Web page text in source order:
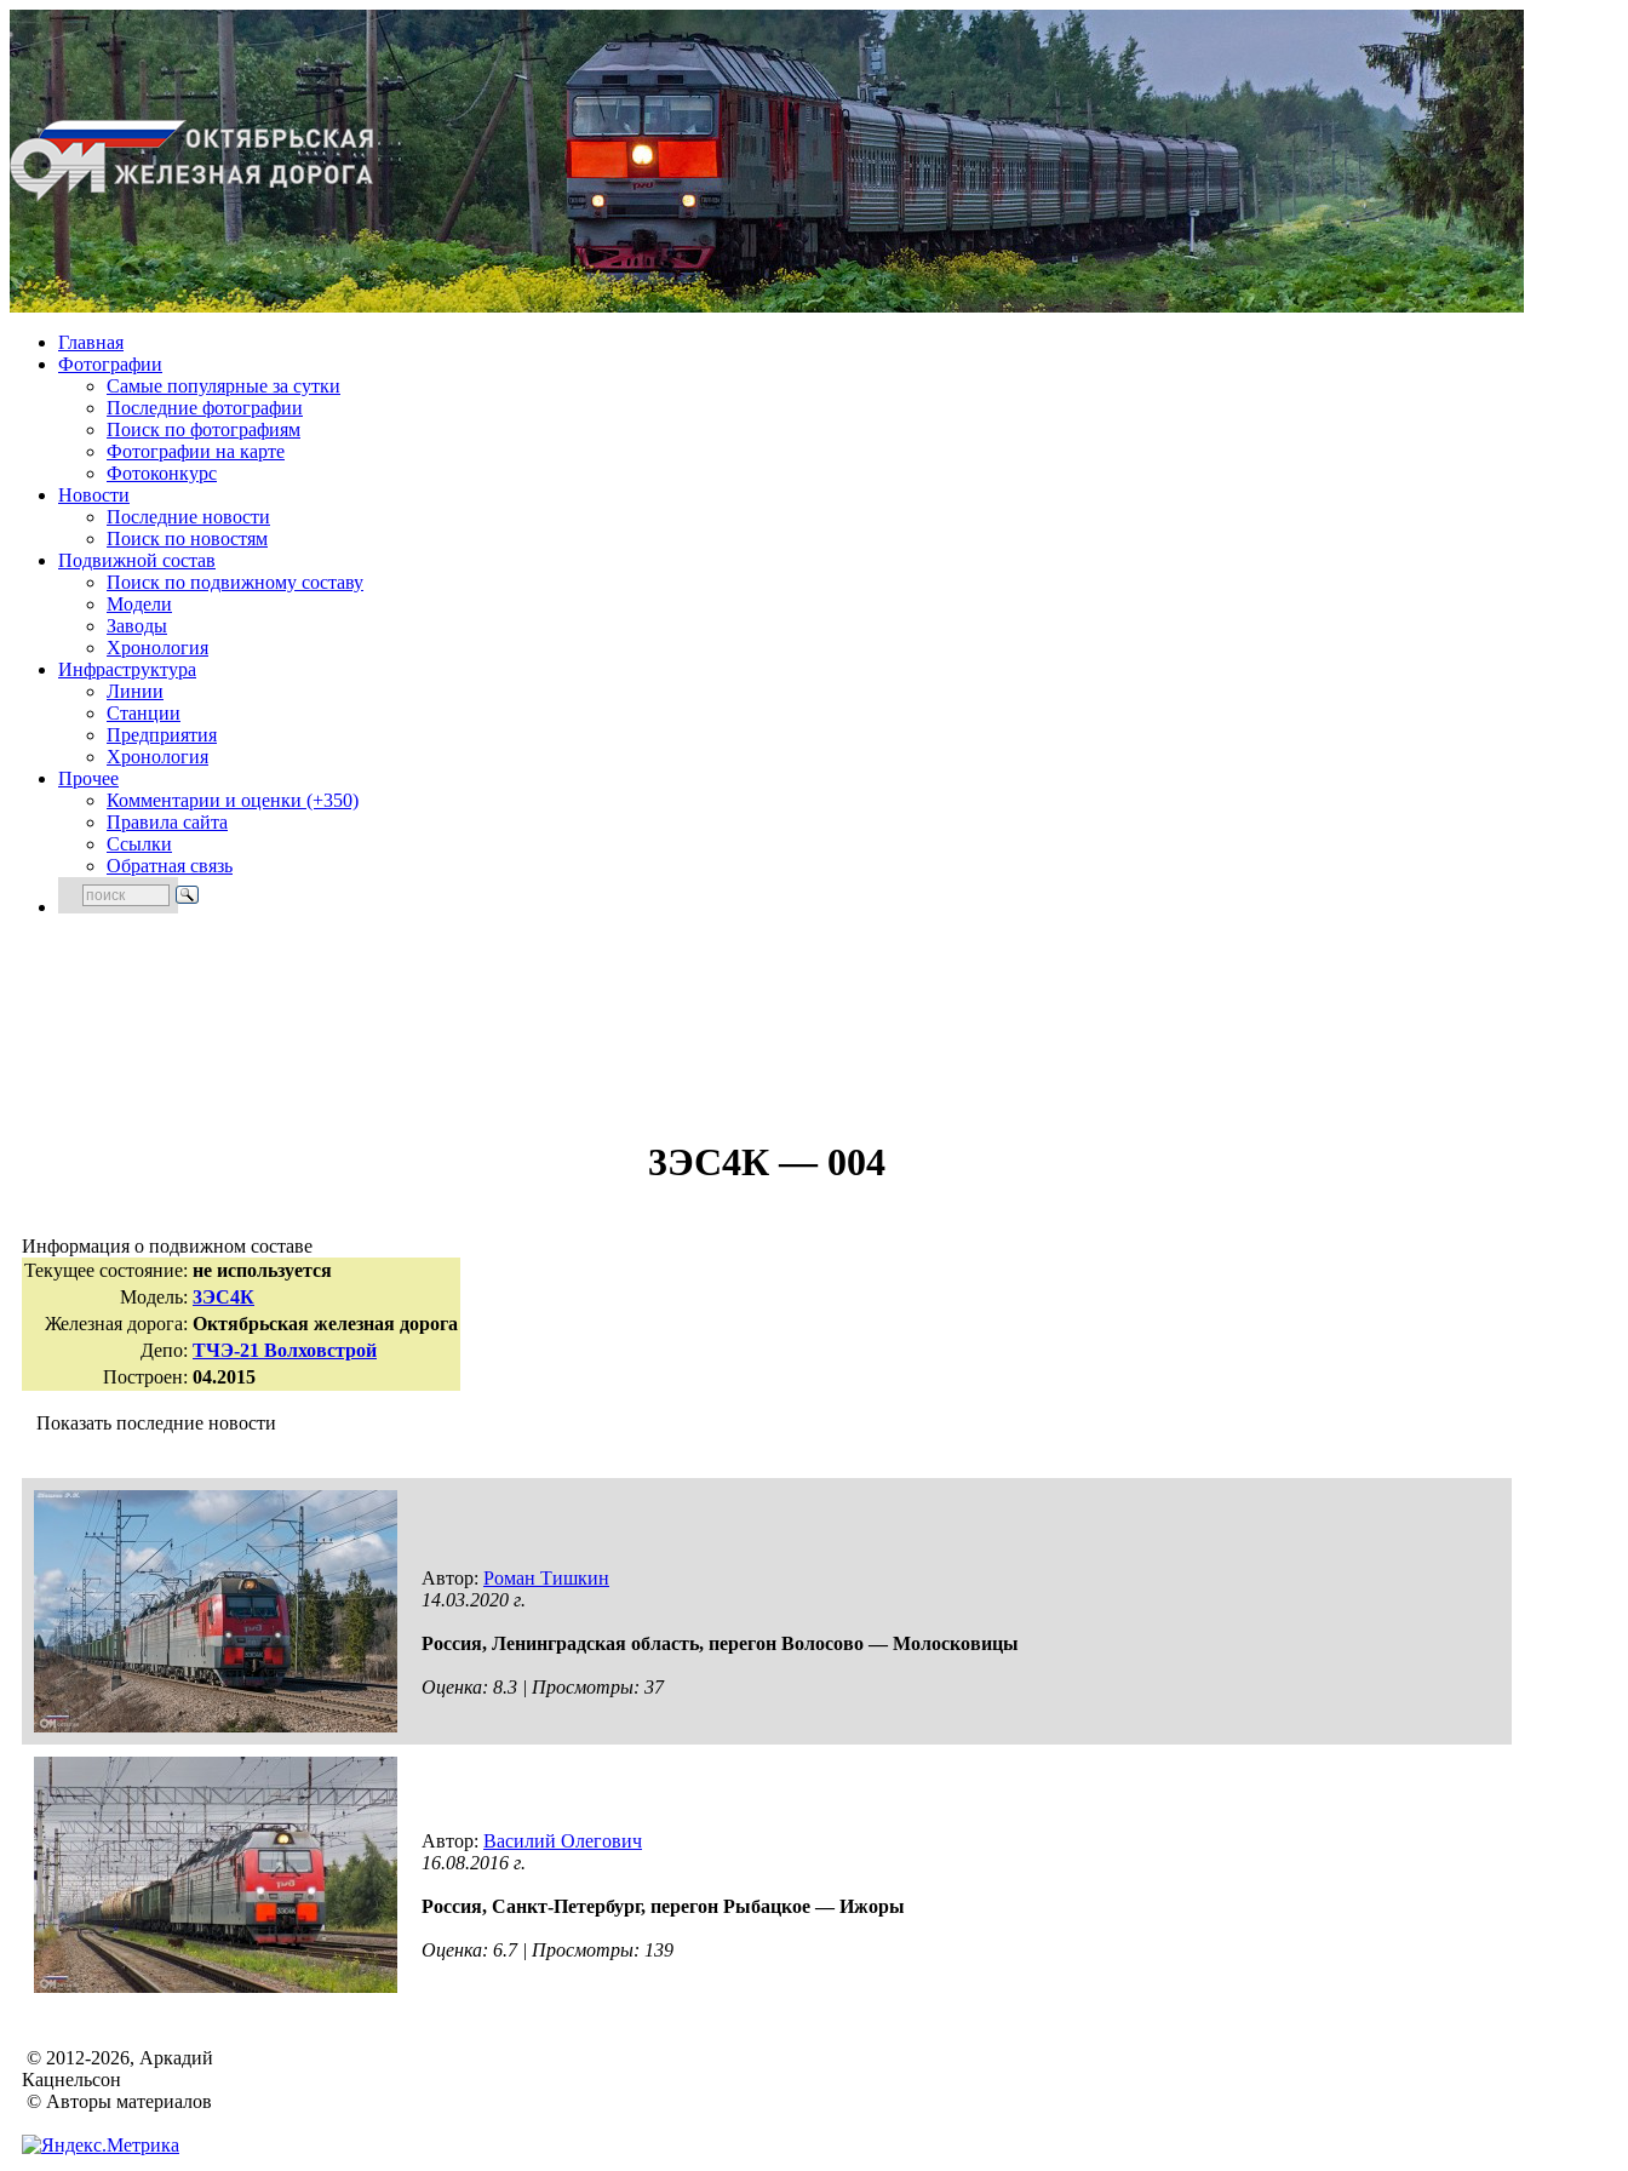
Главная
Фотографии
Cамые популярные за сутки
Последние фотографии
Поиск по фотографиям
Фотографии на карте
Фотоконкурс
Новости
Последние новости
Поиск по новостям
Подвижной состав
Поиск по подвижному составу
Модели
Заводы
Хронология
Инфраструктура
Линии
Станции
Предприятия
Хронология
Прочее
Комментарии и оценки (+350)
Правила сайта
Ссылки
Обратная связь
3ЭС4К — 004
Информация о подвижном составе
Текущее состояние: не используется
Модель: 3ЭС4К
Железная дорога: Октябрьская железная дорога
Депо: ТЧЭ-21 Волховстрой
Построен: 04.2015
Показать последние новости
Автор: Роман Тишкин
14.03.2020 г.
Россия, Ленинградская область, перегон Волосово — Молосковицы
Оценка: 8.3 | Просмотры: 37
Автор: Василий Олегович
16.08.2016 г.
Россия, Санкт-Петербург, перегон Рыбацкое — Ижоры
Оценка: 6.7 | Просмотры: 139
© 2012-2026, Аркадий
Кацнельсон
© Авторы материалов